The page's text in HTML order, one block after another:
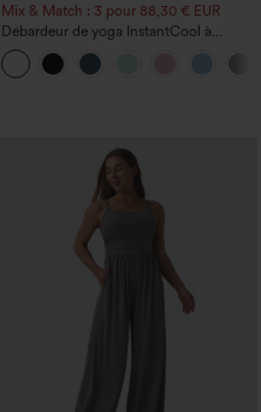
Mix & Match : 3 pour 88,30 € EUR
Débardeur de yoga InstantCool à
encolure en U et ourlet arrondi –
UPF50+